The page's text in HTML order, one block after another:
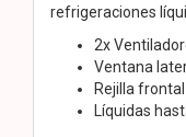
refrigeraciones
2x
Ventana
Rejilla frontal
Líquidas